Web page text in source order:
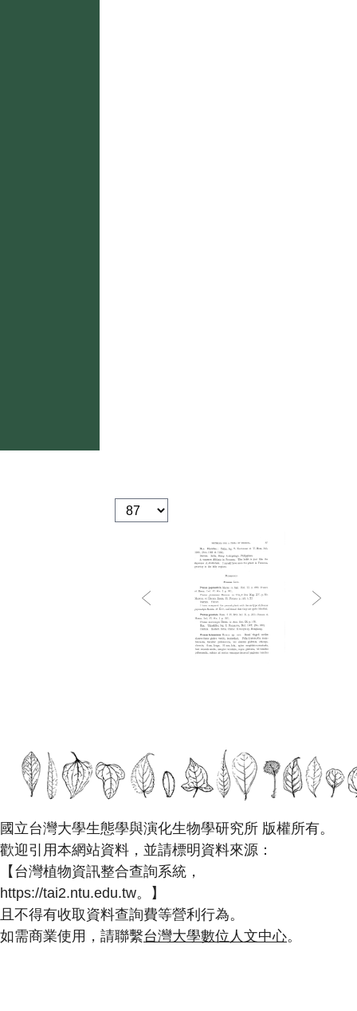
國立台灣大學生態學與演化生物學研究所 版權所有。
歡迎引用本網站資料，並請標明資料來源：
【台灣植物資訊整合查詢系統，
https://tai2.ntu.edu.tw。】
且不得有收取資料查詢費等營利行為。
如需商業使用，請聯繫台灣大學數位人文中心。